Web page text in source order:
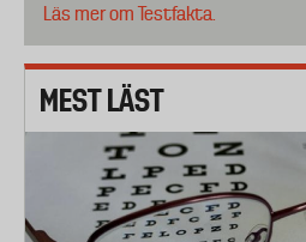
Läs mer om Testfakta.
MEST LÄST